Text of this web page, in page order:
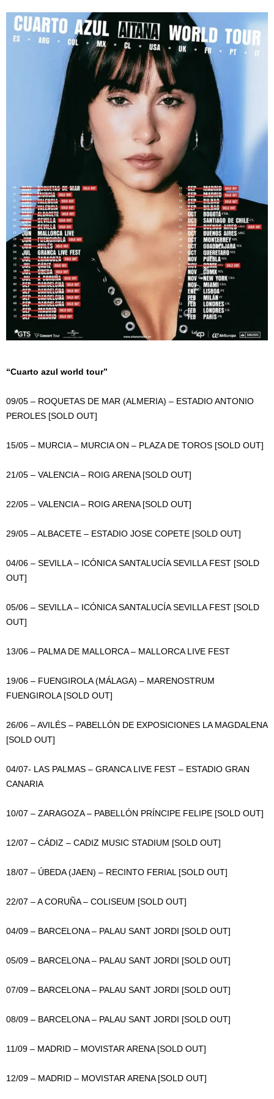
“Cuarto azul world tour”
09/05 – ROQUETAS DE MAR (ALMERIA) – ESTADIO ANTONIO
PEROLES [SOLD OUT]
15/05 – MURCIA – MURCIA ON – PLAZA DE TOROS [SOLD OUT]
21/05 – VALENCIA – ROIG ARENA [SOLD OUT]
22/05 – VALENCIA – ROIG ARENA [SOLD OUT]
29/05 – ALBACETE – ESTADIO JOSE COPETE [SOLD OUT]
04/06 – SEVILLA – ICÓNICA SANTALUCÍA SEVILLA FEST [SOLD
OUT]
05/06 – SEVILLA – ICÓNICA SANTALUCÍA SEVILLA FEST [SOLD
OUT]
13/06 – PALMA DE MALLORCA – MALLORCA LIVE FEST
19/06 – FUENGIROLA (MÁLAGA) – MARENOSTRUM
FUENGIROLA [SOLD OUT]
26/06 – AVILÉS – PABELLÓN DE EXPOSICIONES LA MAGDALENA
[SOLD OUT]
04/07- LAS PALMAS – GRANCA LIVE FEST – ESTADIO GRAN
CANARIA
10/07 – ZARAGOZA – PABELLÓN PRÍNCIPE FELIPE [SOLD OUT]
12/07 – CÁDIZ – CADIZ MUSIC STADIUM [SOLD OUT]
18/07 – ÚBEDA (JAEN) – RECINTO FERIAL [SOLD OUT]
22/07 – A CORUÑA – COLISEUM [SOLD OUT]
04/09 – BARCELONA – PALAU SANT JORDI [SOLD OUT]
05/09 – BARCELONA – PALAU SANT JORDI [SOLD OUT]
07/09 – BARCELONA – PALAU SANT JORDI [SOLD OUT]
08/09 – BARCELONA – PALAU SANT JORDI [SOLD OUT]
11/09 – MADRID – MOVISTAR ARENA [SOLD OUT]
12/09 – MADRID – MOVISTAR ARENA [SOLD OUT]